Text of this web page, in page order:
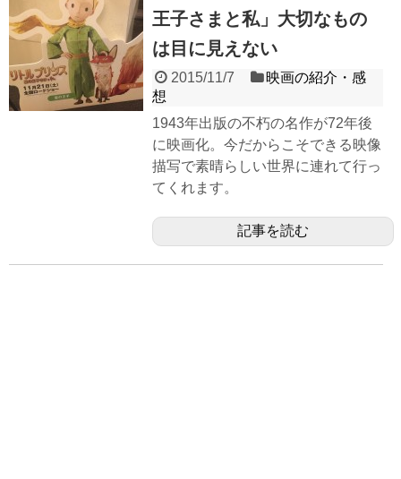
王子さまと私」大切なもの
は目に見えない
2015/11/7
映画の紹介・感
想
1943年出版の不朽の名作が72年後
に映画化。今だからこそできる映像
描写で素晴らしい世界に連れて行っ
てくれます。
記事を読む